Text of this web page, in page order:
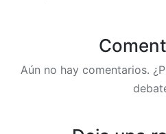
Aún no hay comentarios.